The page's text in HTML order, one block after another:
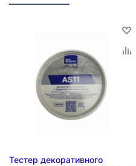
Тестер декоративного